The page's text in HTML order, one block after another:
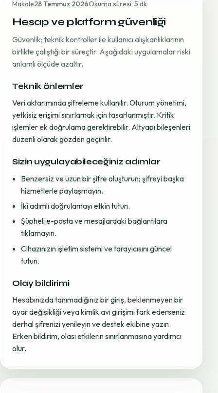
Makale28 Temmuz 2026Okuma süresi: 5 dk
Hesap ve platform güvenliği
Güvenlik; teknik kontroller ile kullanıcı alışkanlıklarının
birlikte çalıştığı bir süreçtir. Aşağıdaki uygulamalar riski
anlamlı ölçüde azaltır.
Teknik önlemler
Veri aktarımında şifreleme kullanılır. Oturum yönetimi,
yetkisiz erişimi sınırlamak için tasarlanmıştır. Kritik
işlemler ek doğrulama gerektirebilir. Altyapı bileşenleri
düzenli olarak gözden geçirilir.
Sizin uygulayabileceğiniz adımlar
Benzersiz ve uzun bir şifre oluşturun; şifreyi başka
hizmetlerle paylaşmayın.
İki adımlı doğrulamayı etkin tutun.
Şüpheli e-posta ve mesajlardaki bağlantılara
tıklamayın.
Cihazınızın işletim sistemi ve tarayıcısını güncel
tutun.
Olay bildirimi
Hesabınızda tanımadığınız bir giriş, beklenmeyen bir
ayar değişikliği veya kimlik avı girişimi fark ederseniz
derhal şifrenizi yenileyin ve destek ekibine yazın.
Erken bildirim, olası etkilerin sınırlanmasına yardımcı
olur.